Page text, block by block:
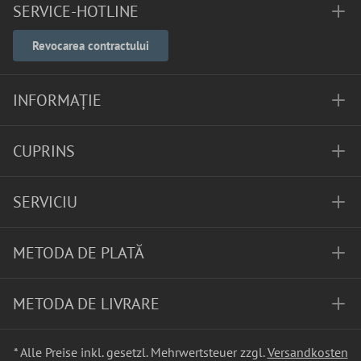
SERVICE-HOTLINE
Revocarea contractului
INFORMAȚIE
CUPRINS
SERVICIU
METODA DE PLATĂ
METODA DE LIVRARE
* Alle Preise inkl. gesetzl. Mehrwertsteuer zzgl.Versandkosten